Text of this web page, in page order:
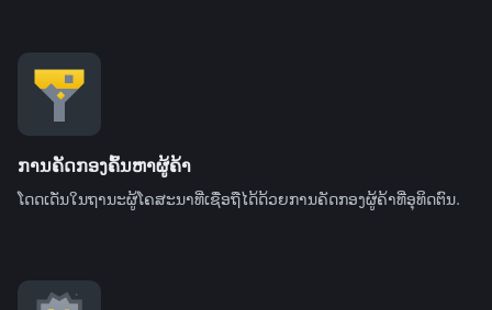
ການຄັດກອງຄົ້ນຫາຜູ້ຄ້າ
ໂດດເດັ່ນໃນຖານະຜູ້ໂຄສະນາທີ່ເຊື່ອຖືໄດ້ດ້ວຍການຄັດກອງຜູ້ຄ້າທີ່ອຸທິດຕົນ.